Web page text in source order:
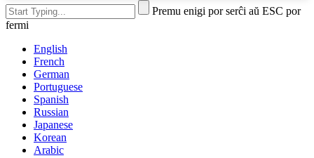
Premu enigi por serĉi aŭ ESC por
fermi
English
French
German
Portuguese
Spanish
Russian
Japanese
Korean
Arabic